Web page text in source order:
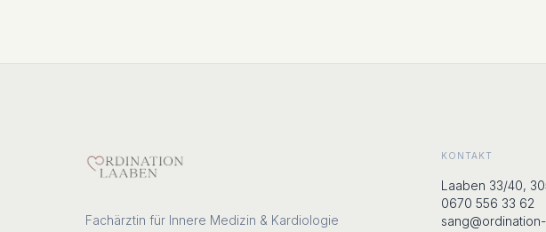
Fachärztin für Innere Medizin & Kardiologie
KONTAKT
Laaben 33/40,
0670 556 33 62